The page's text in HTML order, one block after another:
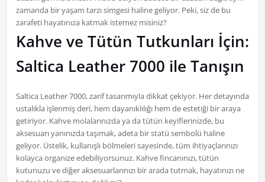
zamanda bir yaşam tarzı simgesi haline geliyor. Peki, siz de bu
zarafeti hayatınıza katmak istemez misiniz?
Kahve ve Tütün Tutkunları İçin:
Saltica Leather 7000 ile Tanışın
Saltica Leather 7000, zarif tasarımıyla dikkat çekiyor. Her detayında
ustalıkla işlenmiş deri, hem dayanıklılığı hem de estetiği bir araya
getiriyor. Kahve molalarınızda ya da tütün keyiflerinizde, bu
aksesuarı yanınızda taşımak, adeta bir statü sembolü haline
geliyor. Üstelik, kullanışlı bölmeleri sayesinde, tüm ihtiyaçlarınızı
kolayca organize edebiliyorsunuz. Kahve fincanınızı, tütün
kutunuzu ve diğer aksesuarlarınızı bir arada tutmak, hayatınızı ne